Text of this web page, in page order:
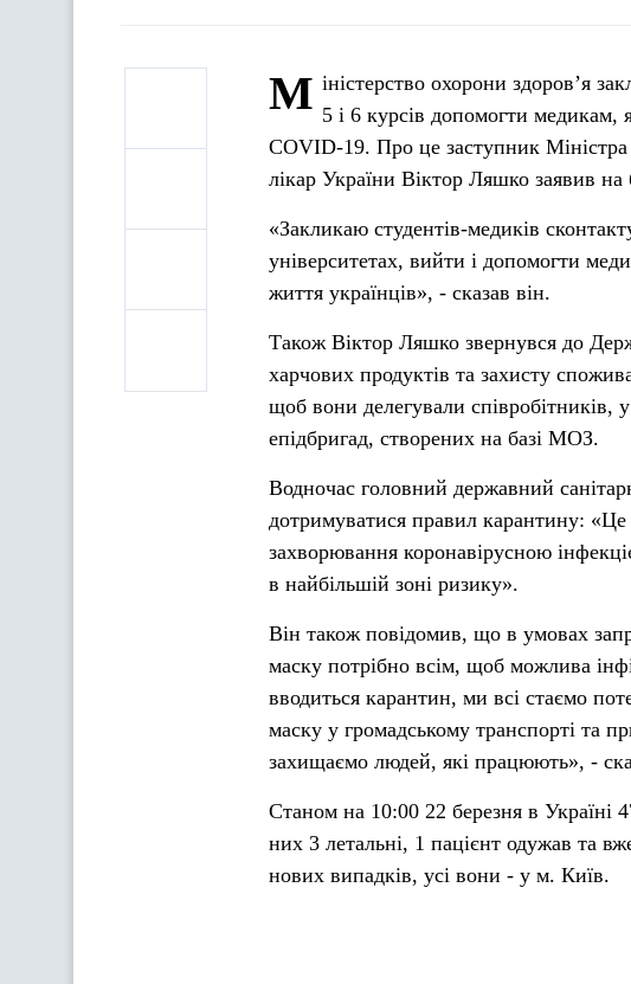
М іністерство охорони здоров’я
5 і 6 курсів допомогти медикам,
COVID-19. Про це заступник
лікар України Віктор Ляшко заявив на
«Закликаю студентів-медиків
університетах, вийти і допомогти
життя українців», - сказав він.
Також Віктор Ляшко звернувся до
харчових продуктів та захисту
щоб вони делегували співробітників,
епідбригад, створених на базі МОЗ.
Водночас головний державний
дотримуватися правил карантину:
захворювання коронавірусною
в найбільшій зоні ризику».
Він також повідомив, що в умовах
маску потрібно всім, щоб можлива
вводиться карантин, ми всі стаємо
маску у громадському транспорті та
захищаємо людей, які працюють», -
Станом на 10:00 22 березня в Україні
них 3 летальні, 1 пацієнт одужав та
нових випадків, усі вони - у м. Київ.